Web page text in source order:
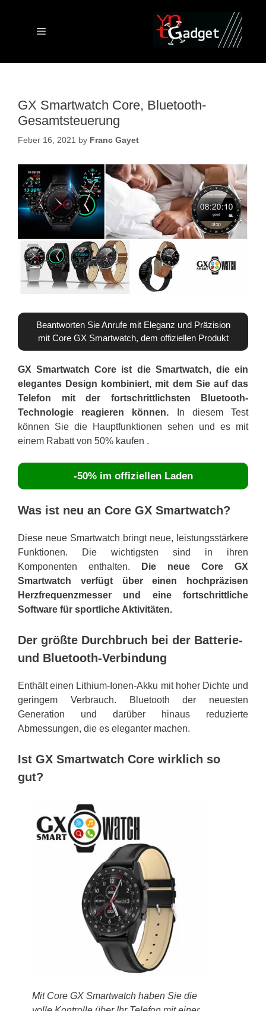
Menu
GX Smartwatch Core, Bluetooth-
Gesamtsteuerung
Feber 16, 2021 by Franc Gayet
Beantworten Sie Anrufe mit Eleganz und Präzision
mit Core GX Smartwatch, dem offiziellen Produkt
GX Smartwatch Core ist die Smartwatch, die ein
elegantes Design kombiniert, mit dem Sie auf das
Telefon mit der fortschrittlichsten Bluetooth-
Technologie reagieren können. In diesem Test
können Sie die Hauptfunktionen sehen und es mit
einem Rabatt von 50% kaufen .
-50% im offiziellen Laden
Was ist neu an Core GX Smartwatch?
Diese neue Smartwatch bringt neue, leistungsstärkere
Funktionen. Die wichtigsten sind in ihren
Komponenten enthalten.
Die neue Core GX
Smartwatch verfügt über einen hochpräzisen
Herzfrequenzmesser und eine fortschrittliche
Software für sportliche Aktivitäten.
Der größte Durchbruch bei der Batterie-
und Bluetooth-Verbindung
Enthält einen Lithium-Ionen-Akku mit hoher Dichte und
geringem Verbrauch. Bluetooth der neuesten
Generation und darüber hinaus reduzierte
Abmessungen, die es eleganter machen.
Ist GX Smartwatch Core wirklich so
gut?
Mit Core GX Smartwatch haben Sie die